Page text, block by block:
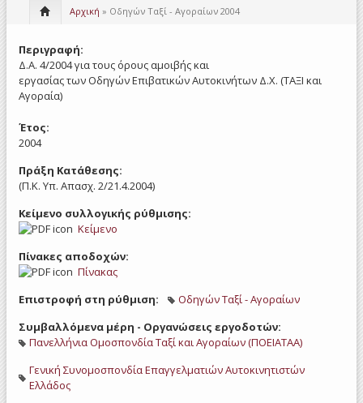
Αρχική » Οδηγών Ταξί - Αγοραίων 2004
Περιγραφή:
Δ.Α. 4/2004 για τους όρους αμοιβής και
εργασίας των Οδηγών Επιβατικών Αυτοκινήτων Δ.Χ. (ΤΑΞΙ και
Αγοραία)
Έτος:
2004
Πράξη Κατάθεσης:
(Π.Κ. Υπ. Απασχ. 2/21.4.2004)
Κείμενο συλλογικής ρύθμισης:
Κείμενο
Πίνακες αποδοχών:
Πίνακας
Επιστροφή στη ρύθμιση:
Οδηγών Ταξί - Αγοραίων
Συμβαλλόμενα μέρη - Οργανώσεις εργοδοτών:
Πανελλήνια Ομοσπονδία Ταξί και Αγοραίων (ΠΟΕΙΑΤΑΑ)
Γενική Συνομοσπονδία Επαγγελματιών Αυτοκινητιστών
Ελλάδος